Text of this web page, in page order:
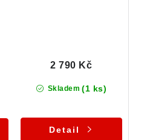
Skladem (1 ks)
2 790 Kč
Detail